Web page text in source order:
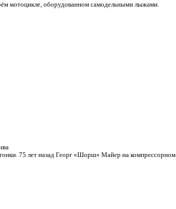
мотоцикле, оборудованном самодельными лыжами.
75 лет назад Георг «Шорш» Майер на компрессорном